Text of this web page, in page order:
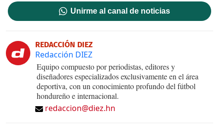
Unirme al canal de noticias
REDACCIÓN DIEZ
Redacción DIEZ
Equipo compuesto por periodistas, editores y
diseñadores especializados exclusivamente en el área
deportiva, con un conocimiento profundo del fútbol
hondureño e internacional.
redaccion@diez.hn